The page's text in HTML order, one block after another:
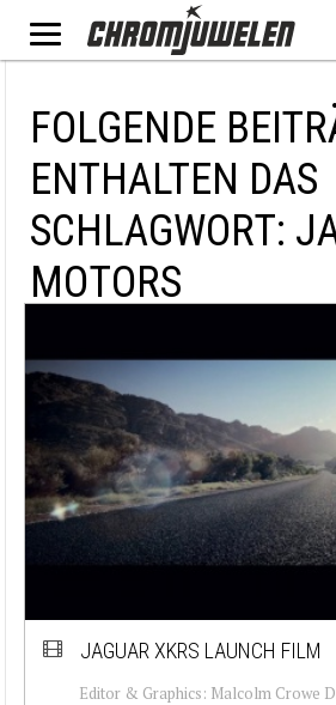
FOLGENDE
ENTHALTEN DAS
SCHLAGWORT:
MOTORS
JAGUAR XKRS LAUNCH FILM
Editor & Graphics: Malcolm Crowe